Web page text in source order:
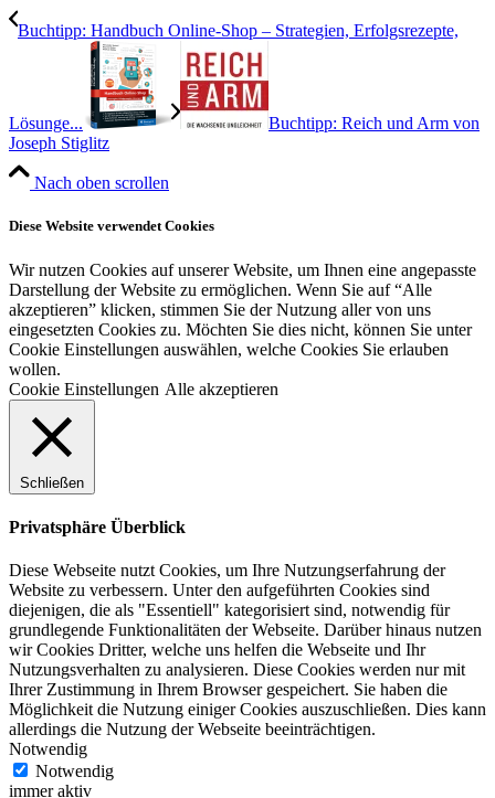
Buchtipp: Handbuch Online-Shop – Strategien, Erfolgsrezepte,
Lösunge...
Buchtipp: Reich und Arm von
Joseph Stiglitz
Nach oben scrollen
Diese Website verwendet Cookies
Wir nutzen Cookies auf unserer Website, um Ihnen eine angepasste
Darstellung der Website zu ermöglichen. Wenn Sie auf “Alle
akzeptieren” klicken, stimmen Sie der Nutzung aller von uns
eingesetzten Cookies zu. Möchten Sie dies nicht, können Sie unter
Cookie Einstellungen auswählen, welche Cookies Sie erlauben
wollen.
Cookie Einstellungen Alle akzeptieren
Schließen
Privatsphäre Überblick
Diese Webseite nutzt Cookies, um Ihre Nutzungserfahrung der
Website zu verbessern. Unter den aufgeführten Cookies sind
diejenigen, die als "Essentiell" kategorisiert sind, notwendig für
grundlegende Funktionalitäten der Webseite. Darüber hinaus nutzen
wir Cookies Dritter, welche uns helfen die Webseite und Ihr
Nutzungsverhalten zu analysieren. Diese Cookies werden nur mit
Ihrer Zustimmung in Ihrem Browser gespeichert. Sie haben die
Möglichkeit die Nutzung einiger Cookies auszuschließen. Dies kann
allerdings die Nutzung der Webseite beeinträchtigen.
Notwendig
Notwendig
immer aktiv